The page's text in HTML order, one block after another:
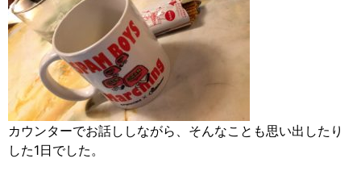
カウンターでお話ししながら、そんなことも思い出したり
した1日でした。